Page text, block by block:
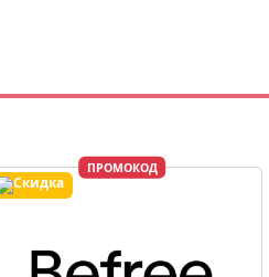
ПРОМОКОД